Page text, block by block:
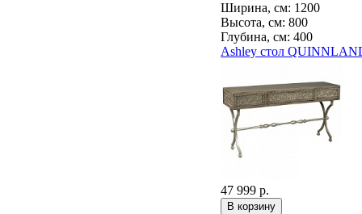
Ширина, см: 1200
Высота, см: 800
Глубина, см: 400
Ashley стол
47 999 р.